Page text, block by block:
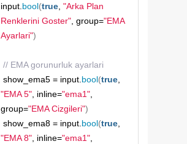
input.bool(true, "Arka Plan
Renklerini Goster", group="EMA
Ayarlari")
// EMA gorunurluk ayarlari
show_ema5 = input.bool(true
"EMA 5", inline="ema1",
group="EMA Cizgileri")
show_ema8 = input.bool(true
"EMA 8", inline="ema1",